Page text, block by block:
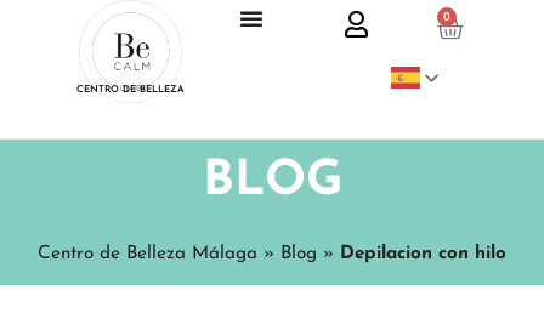
CENTRO DE BELLEZA
0
BLOG
Centro de Belleza Málaga » Blog » Depilacion con hilo